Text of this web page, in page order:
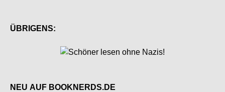
ÜBRIGENS:
NEU AUF BOOKNERDS.DE